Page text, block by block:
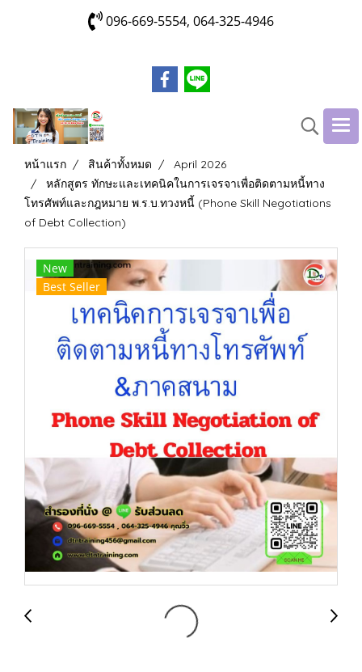
096-669-5554, 064-325-4946
หน้าแรก สินค้าทั้งหมด
April 2026
หลักสูตร ทักษะและเทคนิคในการเจรจาเพื่อติดตามหนี้ทาง
โทรศัพท์และกฎหมาย พ.ร.บ.ทวงหนี้ (Phone Skill Negotiations
of Debt Collection)
New
Best Seller